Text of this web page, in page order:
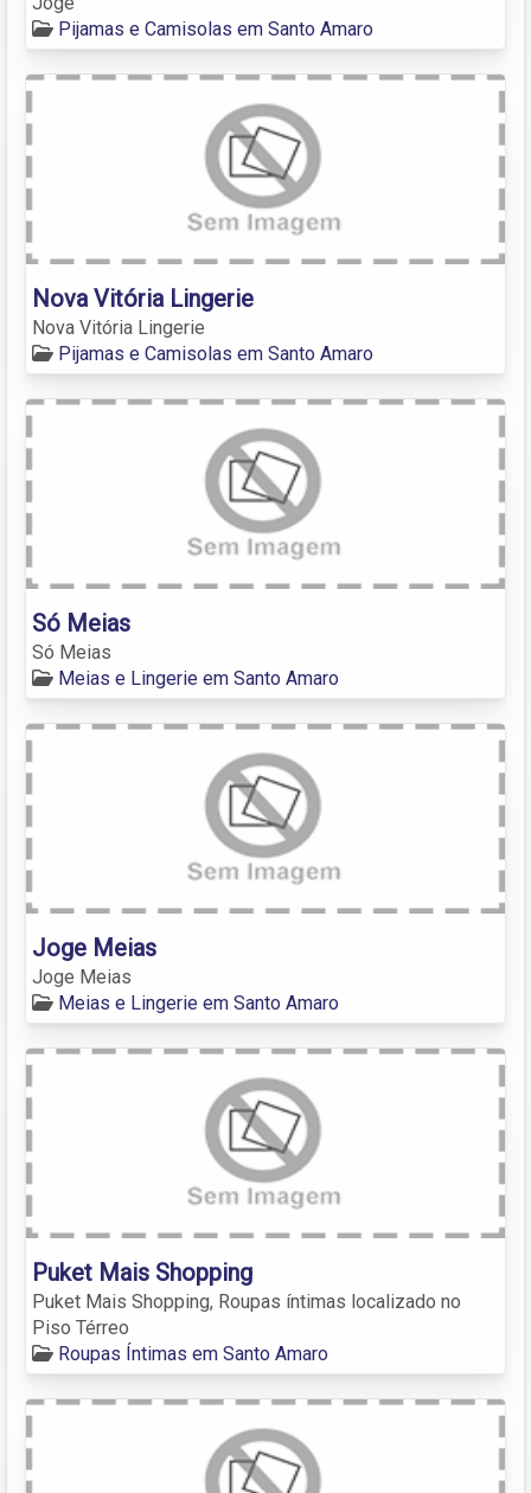
Pijamas e Camisolas em Santo Amaro
Nova Vitória Lingerie
Nova Vitória Lingerie
Pijamas e Camisolas em Santo Amaro
Só Meias
Só Meias
Meias e Lingerie em Santo Amaro
Joge Meias
Joge Meias
Meias e Lingerie em Santo Amaro
Puket Mais Shopping
Puket Mais Shopping, Roupas íntimas localizado no
Piso Térreo
Roupas Íntimas em Santo Amaro